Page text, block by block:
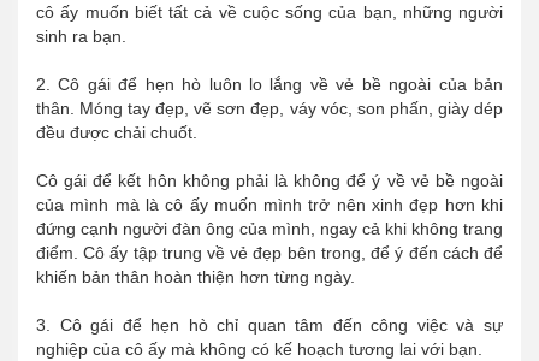
cô ấy muốn biết tất cả về cuộc sống của bạn, những người
sinh ra bạn.
2. Cô gái để hẹn hò luôn lo lắng về vẻ bề ngoài của bản
thân. Móng tay đẹp, vẽ sơn đẹp, váy vóc, son phấn, giày dép
đều được chải chuốt.
Cô gái để kết hôn không phải là không để ý về vẻ bề ngoài
của mình mà là cô ấy muốn mình trở nên xinh đẹp hơn khi
đứng cạnh người đàn ông của mình, ngay cả khi không trang
điểm. Cô ấy tập trung về vẻ đẹp bên trong, để ý đến cách để
khiến bản thân hoàn thiện hơn từng ngày.
3. Cô gái để hẹn hò chỉ quan tâm đến công việc và sự
nghiệp của cô ấy mà không có kế hoạch tương lai với bạn.